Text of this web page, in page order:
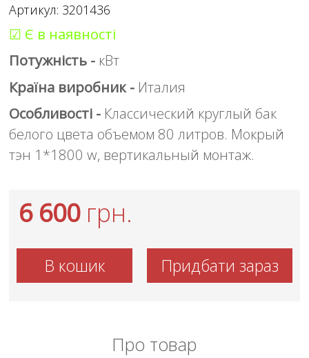
Артикул: 3201436
☑ Є в наявності
Потужність - кВт
Країна виробник - Италия
Особливості - Классический круглый бак
белого цвета объемом 80 литров. Мокрый
тэн 1*1800 w, вертикальный монтаж.
6 600грн.
В кошик Придбати зараз
Про товар